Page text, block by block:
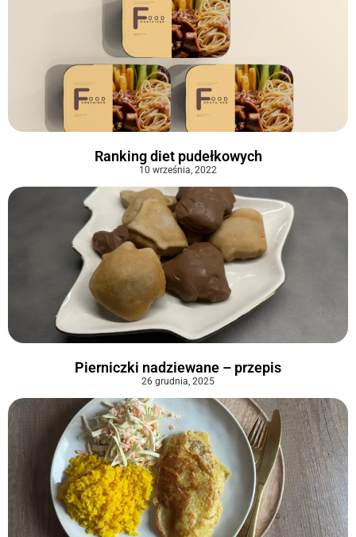
Ranking diet pudełkowych
10 września, 2022
Pierniczki nadziewane – przepis
26 grudnia, 2025